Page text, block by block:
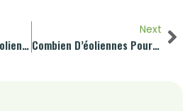
Combien Coûte Une Éolienne
Next
Combien D’éoliennes Pour Remplacer Une Centrale Nucléaire